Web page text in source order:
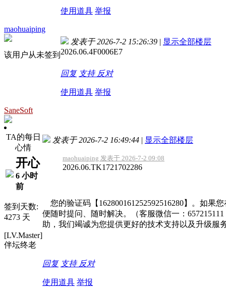
使用道具 举报
maohuaiping
该用户从未签到
发表于 2026-7-2 15:26:39 | 显示全部楼层
2026.06.4F0006E7
回复 支持 反对
使用道具 举报
SaneSoft
TA的每日
心情
开心
6 小时
前
签到天数:
4273 天
[LV.Master]
伴坛终老
发表于 2026-7-2 16:49:44 | 显示全部楼层
maohuaiping 发表于 2026-7-2 09:08
2026.06.TK1721702286
您的验证码【162800161252592516280】。如果
便随时提问、随时解决。（客服微信一：
助，我们竭诚为您提供更好的技术支持以及升级服
回复 支持 反对
使用道具 举报